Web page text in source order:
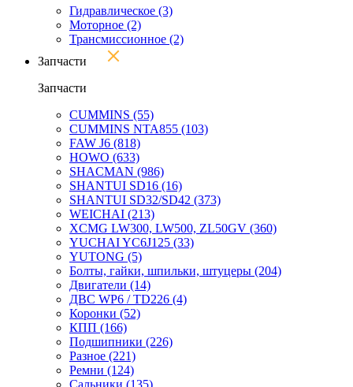
Гидравлическое (3)
Моторное (2)
Трансмиссионное (2)
Запчасти
Запчасти
CUMMINS (55)
CUMMINS NTA855 (103)
FAW J6 (818)
HOWO (633)
SHACMAN (986)
SHANTUI SD16 (16)
SHANTUI SD32/SD42 (373)
WEICHAI (213)
XCMG LW300, LW500, ZL50GV (360)
YUCHAI YC6J125 (33)
YUTONG (5)
Болты, гайки, шпильки, штуцеры (204)
Двигатели (14)
ДВС WP6 / TD226 (4)
Коронки (52)
КПП (166)
Подшипники (226)
Разное (221)
Ремни (124)
Сальники (135)